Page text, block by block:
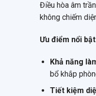
Điều hòa âm
không chiếm
Ưu điểm nổi
Khả năng
bổ khắp
Tiết kiệm